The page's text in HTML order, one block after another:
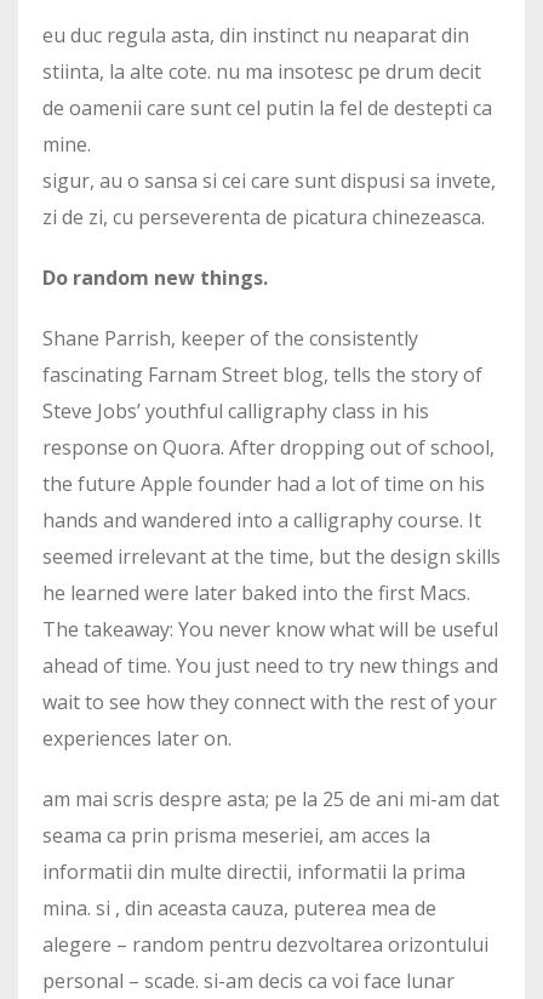
eu duc regula asta, din instinct nu neaparat din
stiinta, la alte cote. nu ma insotesc pe drum decit
de oamenii care sunt cel putin la fel de destepti ca
mine.
sigur, au o sansa si cei care sunt dispusi sa invete,
zi de zi, cu perseverenta de picatura chinezeasca.
Do random new things.
Shane Parrish, keeper of the consistently
fascinating Farnam Street blog, tells the story of
Steve Jobs’ youthful calligraphy class in his
response on Quora. After dropping out of school,
the future Apple founder had a lot of time on his
hands and wandered into a calligraphy course. It
seemed irrelevant at the time, but the design skills
he learned were later baked into the first Macs.
The takeaway: You never know what will be useful
ahead of time. You just need to try new things and
wait to see how they connect with the rest of your
experiences later on.
am mai scris despre asta; pe la 25 de ani mi-am dat
seama ca prin prisma meseriei, am acces la
informatii din multe directii, informatii la prima
mina. si , din aceasta cauza, puterea mea de
alegere – random pentru dezvoltarea orizontului
personal – scade. si-am decis ca voi face lunar